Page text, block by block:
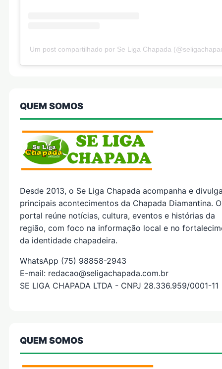
Um post compartilhado por Se Liga Chapada
QUEM SOMOS
Desde 2013, o Se Liga Chapada acompanha e
principais acontecimentos da Chapada Diamantina. O
portal reúne notícias, cultura, eventos e histórias da
região, com foco na informação local e no
da identidade chapadeira.
WhatsApp (75) 98858-2943
E-mail: redacao@seligachapada.com.br
SE LIGA CHAPADA LTDA - CNPJ 28.336.959/0001-11
QUEM SOMOS